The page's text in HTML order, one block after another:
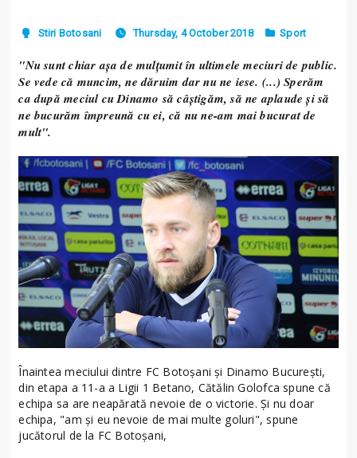
Stiri Botosani Thursday, 4 October 2018 Sport
"Nu sunt chiar așa de mulțumit în ultimele meciuri de public.
Se vede că muncim, ne dăruim dar nu ne iese. (...) Sperăm
ca după meciul cu Dinamo să câștigăm, să ne aplaude și să
ne bucurăm împreună cu ei, că nu ne-am mai bucurat de
mult".
Înaintea meciului dintre FC Botoșani și Dinamo București,
din etapa a 11-a a Ligii 1 Betano, Cătălin Golofca spune că
echipa sa are neapărată nevoie de o victorie. Și nu doar
echipa, "am și eu nevoie de mai multe goluri", spune
jucătorul de la FC Botoșani,